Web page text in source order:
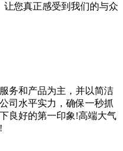
您真正感受到我们的与众
务和产品为主，并以简洁
司水平实力，确保一秒抓
良好的第一印象!高端大气